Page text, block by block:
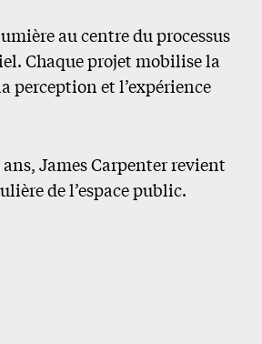
au centre du processus
Chaque projet mobilise la
perception et l’expérience
James Carpenter revient
de l’espace public.